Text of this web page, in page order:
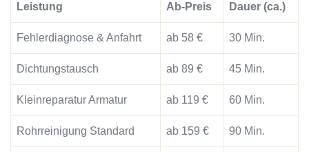
Leistung Ab-Preis Dauer (ca.)
Fehlerdiagnose & Anfahrt ab 58 € 30 Min.
Dichtungstausch ab 89 € 45 Min.
Kleinreparatur Armatur ab 119 € 60 Min.
Rohrreinigung Standard ab 159 € 90 Min.